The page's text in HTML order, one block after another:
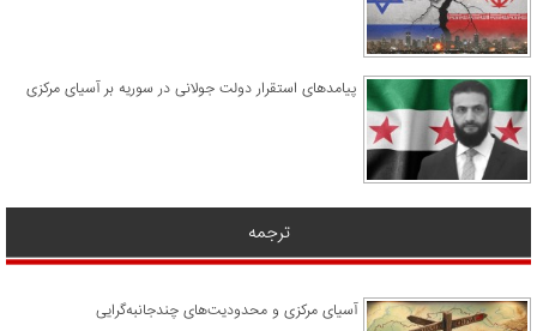
پیامدهای استقرار دولت جولانی در سوریه بر آسیای مرکزی
ترجمه
آسیای مرکزی و محدودیت‌های چندجانبه‌گرایی